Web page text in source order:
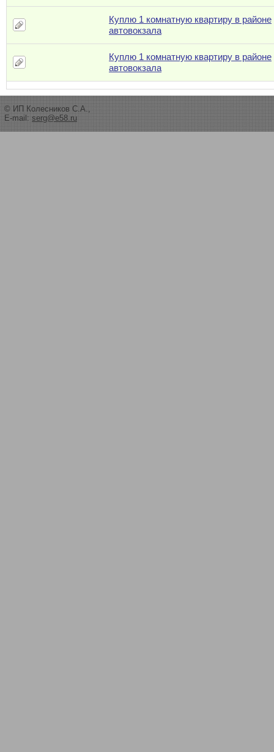
Куплю 1 комнатную квартиру в районе
автовокзала
Куплю 1 комнатную квартиру в районе
автовокзала
© ИП Колесников С.А.,
E-mail: serg@e58.ru